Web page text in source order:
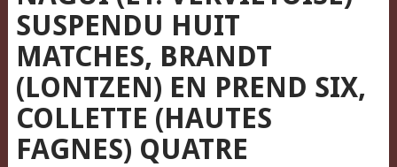
SUSPENDU HUIT
MATCHES, BRANDT
(LONTZEN) EN PREND SIX,
COLLETTE (HAUTES
FAGNES) QUATRE